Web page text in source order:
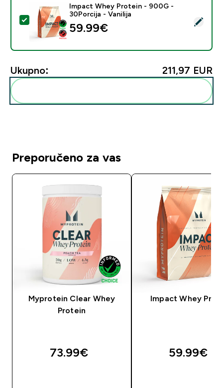
Odaberi ovaj proizvod - Impact Whey Protein - 900G
Impact Whey Protein - 900G -
30Porcija - Vanilija
59.99€‎
Ukupno: 211,97 EUR‎
Preporučeno za vas
Myprotein Clear Whey
Protein
73.99€‎
Impact Whey
59.99€‎